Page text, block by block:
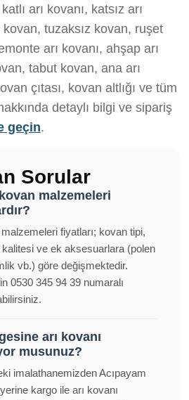
arı kovanı, katsız arı
kovan, tuzaksız kovan, ruşet
arı kovanı, ahşap arı
tabut kovan, ana arı
çıtası, kovan altlığı ve tüm
detaylı bilgi ve sipariş
geçin.
Sorular
kovan malzemeleri
fiyatları; kovan tipi,
kalitesi ve ek aksesuarlara (polen
vb.) göre değişmektedir.
0530 345 94 39 numaralı
arı kovanı
musunuz?
imalathanemizden Acıpayam
kargo ile arı kovanı